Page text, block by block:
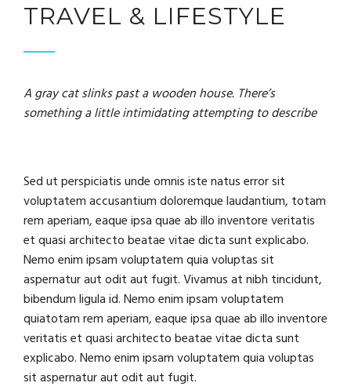
TRAVEL & LIFESTYLE
A gray cat slinks past a wooden house. There’s
something a little intimidating attempting to describe
Sed ut perspiciatis unde omnis iste natus error sit
voluptatem accusantium doloremque laudantium, totam
rem aperiam, eaque ipsa quae ab illo inventore veritatis
et quasi architecto beatae vitae dicta sunt explicabo.
Nemo enim ipsam voluptatem quia voluptas sit
aspernatur aut odit aut fugit. Vivamus at nibh tincidunt,
bibendum ligula id. Nemo enim ipsam voluptatem
quiatotam rem aperiam, eaque ipsa quae ab illo inventore
veritatis et quasi architecto beatae vitae dicta sunt
explicabo. Nemo enim ipsam voluptatem quia voluptas
sit aspernatur aut odit aut fugit.